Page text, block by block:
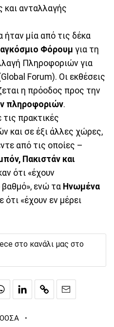
και ανταλλαγής
ήταν μία από τις δέκα
Φόρουμ για τη
Πληροφοριών για
Forum). Οι εκθέσεις
η πρόοδος προς την
πληροφοριών.
πρακτικές
και σε έξι άλλες χώρες,
από τις οποίες –
Πακιστάν και
ότι «έχουν
ενώ τα Ηνωμένα
ότι «έχουν εν μέρει
στο κανάλι μας στο
ΟΟΣΑ ·